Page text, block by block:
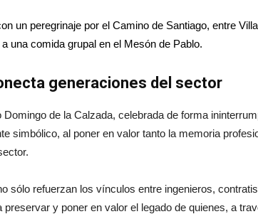
un peregrinaje por el Camino de Santiago, entre
una comida grupal en el Mesón de Pablo.
generaciones del sector
Domingo de la Calzada, celebrada de forma
simbólico, al poner en valor tanto la memoria
sólo refuerzan los vínculos entre ingenieros,
y poner en valor el legado de quienes, a